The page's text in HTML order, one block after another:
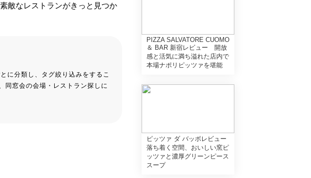
敵なレストランがきっと見つか
に分類し、タグ絞り込みをするこ
同窓会の会場・レストラン探しに
PIZZA SALVATORE CUOMO
＆ BAR 新宿レビュー 開放
感と活気に満ち溢れた店内で
本場ナポリピッツァを堪能
ピッツァ ダ バッボレビュー
落ち着く空間、おいしい窯ピ
ッツァと濃厚グリーンピース
スープ